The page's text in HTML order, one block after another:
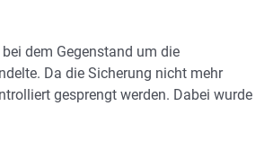
dem Gegenstand um die
Da die Sicherung nicht mehr
gesprengt werden. Dabei wurde